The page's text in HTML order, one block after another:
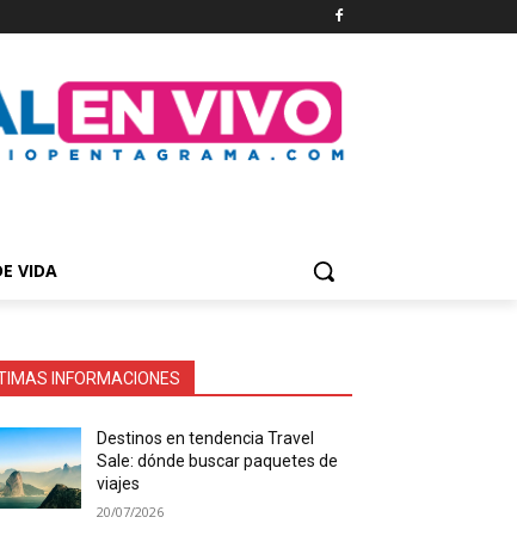
VIDA
INFORMACIONES
Destinos en tendencia Travel
Sale: dónde buscar paquetes de
viajes
20/07/2026